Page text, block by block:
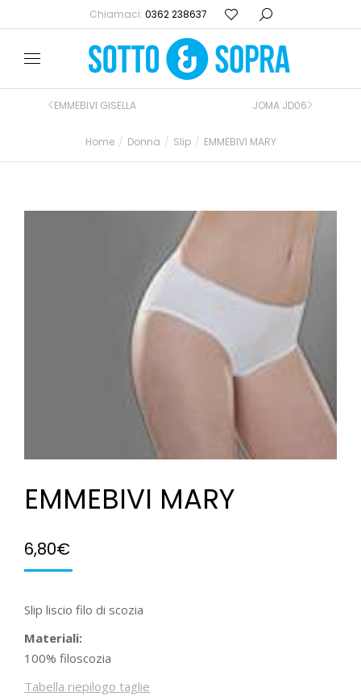
Chiamaci: 0362 238637
Home Donna Slip EMMEBIVI MARY
EMMEBIVI GISELLA JOMA JD06
EMMEBIVI MARY
6,80€
Slip liscio filo di scozia
Materiali:
100% filoscozia
Tabella riepilogo taglie